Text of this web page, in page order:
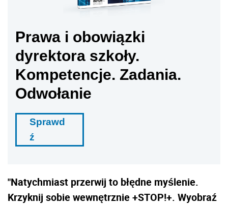
Prawa i obowiązki
dyrektora szkoły.
Kompetencje. Zadania.
Odwołanie
Sprawd
ź
"Natychmiast przerwij to błędne myślenie.
Krzyknij sobie wewnętrznie +STOP!+. Wyobraź